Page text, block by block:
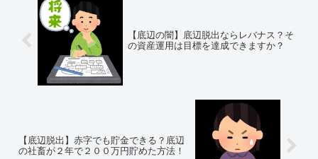
【底辺の闇】底辺脱出ならレバナス？そ
の資産運用は目標を達成できますか？
【底辺脱出】赤字でも貯金できる？底辺
の社畜が２年で２００万円貯めた方法！